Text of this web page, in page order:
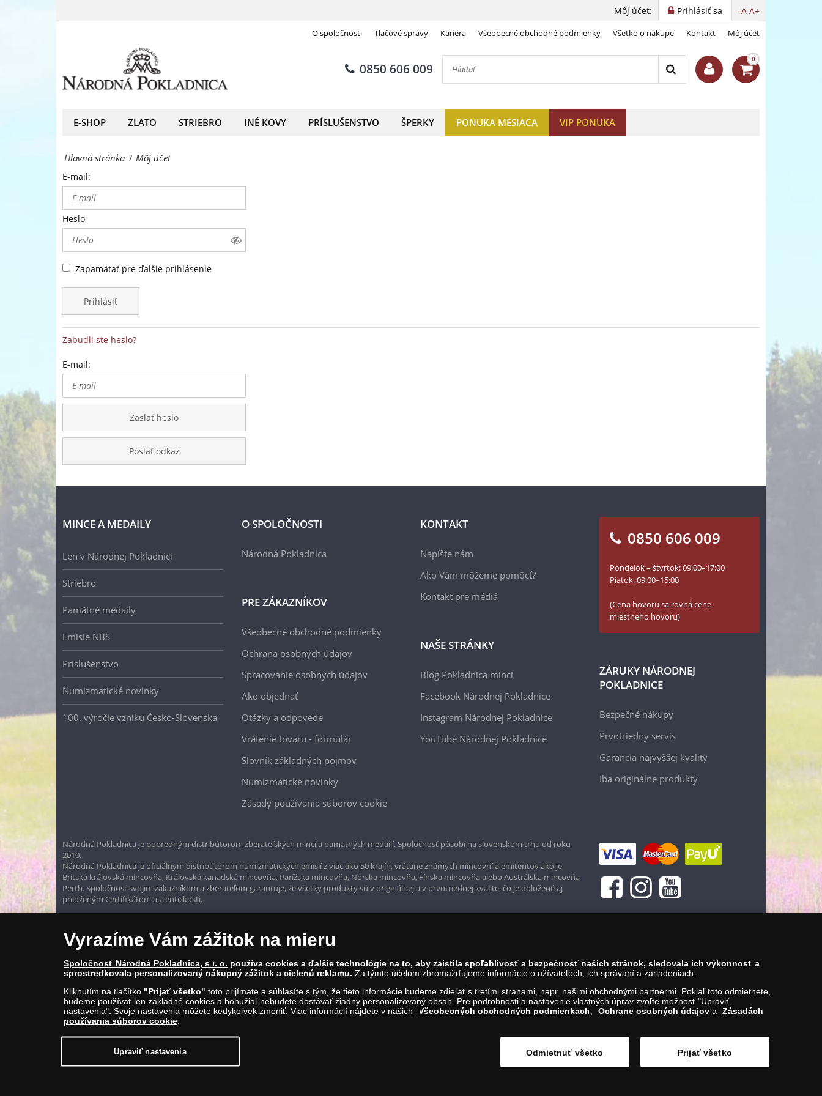
Národná
európsky
predajca
mincí
a
medailí
-A A+
Prihlásiť sa
Môj účet:
O spoločnosti Tlačové správy Kariéra Všeobecné obchodné podmienky Všetko o nákupe Kontakt Môj účet
0850 606 009
0
E-SHOP ZLATO STRIEBRO INÉ KOVY PRÍSLUŠENSTVO ŠPERKY PONUKA MESIACA VIP PONUKA
Hlavná stránka / Môj účet
E-mail:
Heslo
Zapamätať pre ďalšie prihlásenie
Prihlásiť
Zabudli ste heslo?
E-mail:
Zaslať heslo
Poslať odkaz
MINCE A MEDAILY
Len v Národnej Pokladnici
Striebro
Pamätné medaily
Emisie NBS
Príslušenstvo
Numizmatické novinky
100. výročie vzniku Česko-Slovenska
O SPOLOČNOSTI
Národná Pokladnica
PRE ZÁKAZNÍKOV
Všeobecné obchodné podmienky
Ochrana osobných údajov
Spracovanie osobných údajov
Ako objednať
Otázky a odpovede
Vrátenie tovaru - formulár
Slovník základných pojmov
Numizmatické novinky
Zásady používania súborov cookie
KONTAKT
Napíšte nám
Ako Vám môžeme pomôcť?
Kontakt pre médiá
NAŠE STRÁNKY
Blog Pokladnica mincí
Facebook Národnej Pokladnice
Instagram Národnej Pokladnice
YouTube Národnej Pokladnice
0850 606 009
Pondelok – štvrtok: 09:00–17:00
Piatok: 09:00–15:00
(Cena hovoru sa rovná cene
miestneho hovoru)
ZÁRUKY NÁRODNEJ
POKLADNICE
Bezpečné nákupy
Prvotriedny servis
Garancia najvyššej kvality
Iba originálne produkty
Národná Pokladnica je popredným distribútorom zberateľských mincí a pamätných medailí. Spoločnosť pôsobí na slovenskom trhu od roku
2010.
Národná Pokladnica je oficiálnym distribútorom numizmatických emisií z viac ako 50 krajín, vrátane známych mincovní a emitentov ako je
Britská kráľovská mincovňa, Kráľovská kanadská mincovňa, Parížska mincovňa, Nórska mincovňa, Fínska mincovňa alebo Austrálska mincovňa
Perth. Spoločnosť svojim zákazníkom a zberateľom garantuje, že všetky produkty sú v originálnej a v prvotriednej kvalite, čo je doložené aj
priloženým Certifikátom autentickosti.
E-mail: info@narodnapokladnica.sk, www.narodnapokladnica.sk; IČO: 45 480 206, DIČ: SK2023004302
mincí
medailí
Vyrazíme Vám zážitok na mieru
Spoločnosť Národná Pokladnica, s r. o. používa cookies a ďalšie technológie na to, aby zaistila spoľahlivosť a bezpečnosť našich stránok, sledovala ich výkonnosť a
sprostredkovala personalizovaný nákupný zážitok a cielenú reklamu. Za týmto účelom zhromažďujeme informácie o užívateľoch, ich správaní a zariadeniach.
Kliknutím na tlačítko "Prijať všetko" toto prijímate a súhlasíte s tým, že tieto informácie budeme zdieľať s tretími stranami, napr. našimi obchodnými partnermi. Pokiaľ toto odmietnete,
budeme používať len základné cookies a bohužiaľ nebudete dostávať žiadny personalizovaný obsah. Pre podrobnosti a nastavenie vlastných úprav zvoľte možnosť "Upraviť
nastavenia". Svoje nastavenia môžete kedykoľvek zmeniť. Viac informácií nájdete v našich
Všeobecných obchodných podmienkach Ochrane osobných údajov a
Zásadách
používania súborov cookie
Upraviť nastavenia Odmietnuť všetko Prijať všetko